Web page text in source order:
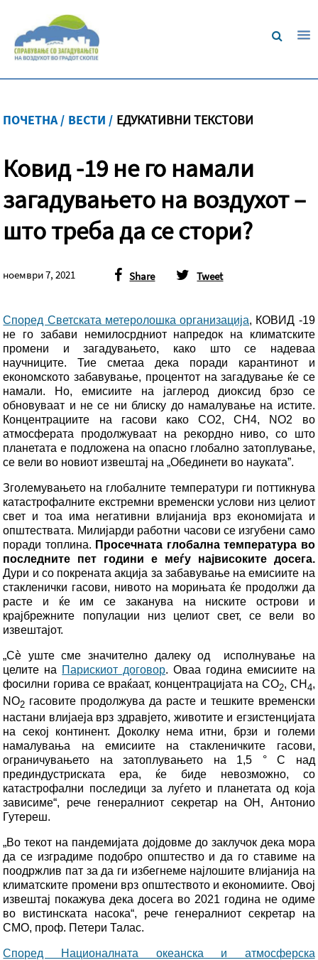
ПОЧЕТНА / ВЕСТИ / ЕДУКАТИВНИ ТЕКСТОВИ
Ковид -19 не го намали
загадувањето на воздухот –
што треба да се стори?
ноември 7, 2021 Share Tweet
Според Светската метеролошка организација, КОВИД -19
не го забави немилосрдниот напредок на климатските
промени и загадувањето, како што се надеваа
научниците. Тие сметаа дека поради карантинот и
економското забавување, процентот на загадување ќе се
намали. Но, емисиите на јаглерод диоксид брзо се
обновуваат и не се ни блиску до намалување на истите.
Концентрациите на гасови како CO2, CH4, NO2 во
атмосферата продолжуваат на рекордно ниво, со што
планетата е подложена на опасно глобално затоплување,
се вели во новиот извештај на „Обединети во науката”.
Зголемувањето на глобалните температури ги поттикнува
катастрофалните екстремни временски услови низ целиот
свет и тоа има негативни влијанија врз економијата и
општествата. Милијарди работни часови се изгубени само
поради топлина. Просечната глобална температура во
последните пет години е меѓу највисоките досега.
Дури и со покрената акција за забавување на емисиите на
стакленички гасови, нивото на морињата ќе продолжи да
расте и ќе им се заканува на ниските острови и
крајбрежните популации низ целиот свет, се вели во
извештајот.
„Сѐ уште сме значително далеку од исполнување на
целите на Парискиот договор. Оваа година емисиите на
фосилни горива се враќаат, концентрацијата на CO2, CH 4,
NO2 гасовите продолжува да расте и тешките временски
настани влијаеја врз здравјето, животите и егзистенцијата
на секој континент. Доколку нема итни, брзи и големи
намалувања на емисиите на стакленичките гасови,
ограничувањето на затоплувањето на 1,5 ° C над
прединдустриската ера, ќе биде невозможно, со
катастрофални последици за луѓето и планетата од која
зависиме“, рече генералниот секретар на ОН, Антонио
Гутереш.
„Во текот на пандемијата дојдовме до заклучок дека мора
да се изградиме подобро општество и да го ставиме на
поодржлив пат за да ги избегнеме најлошите влијанија на
климатските промени врз општеството и економиите. Овој
извештај покажува дека досега во 2021 година не одиме
во вистинската насока“, рече генералниот секретар на
СМО, проф. Петери Талас.
Според Националната океанска и атмосферска